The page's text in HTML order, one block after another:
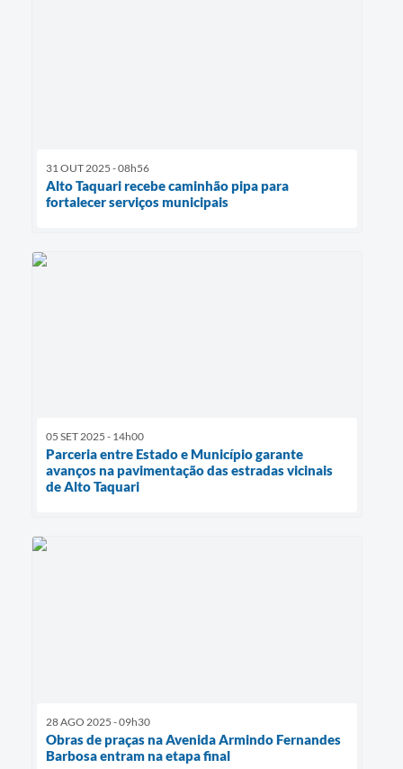
31 OUT 2025 - 08h56
Alto Taquari recebe caminhão pipa para
fortalecer serviços municipais
05 SET 2025 - 14h00
Parceria entre Estado e Município garante
avanços na pavimentação das estradas vicinais
de Alto Taquari
28 AGO 2025 - 09h30
Obras de praças na Avenida Armindo Fernandes
Barbosa entram na etapa final